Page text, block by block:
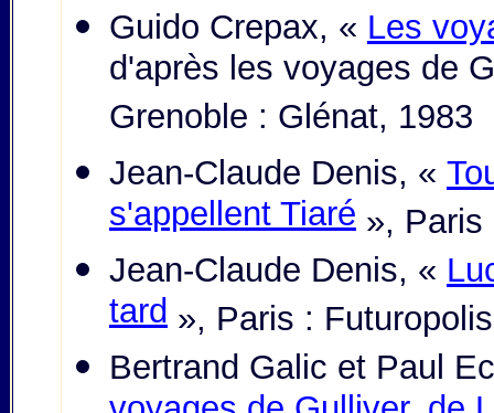
Guido Crepax, « Les
d'après les voyages de
Grenoble : Glénat, 1983
Jean-Claude Denis, «
s'appellent Tiaré », Paris
Jean-Claude Denis, «
tard », Paris :
Bertrand Galic et Paul